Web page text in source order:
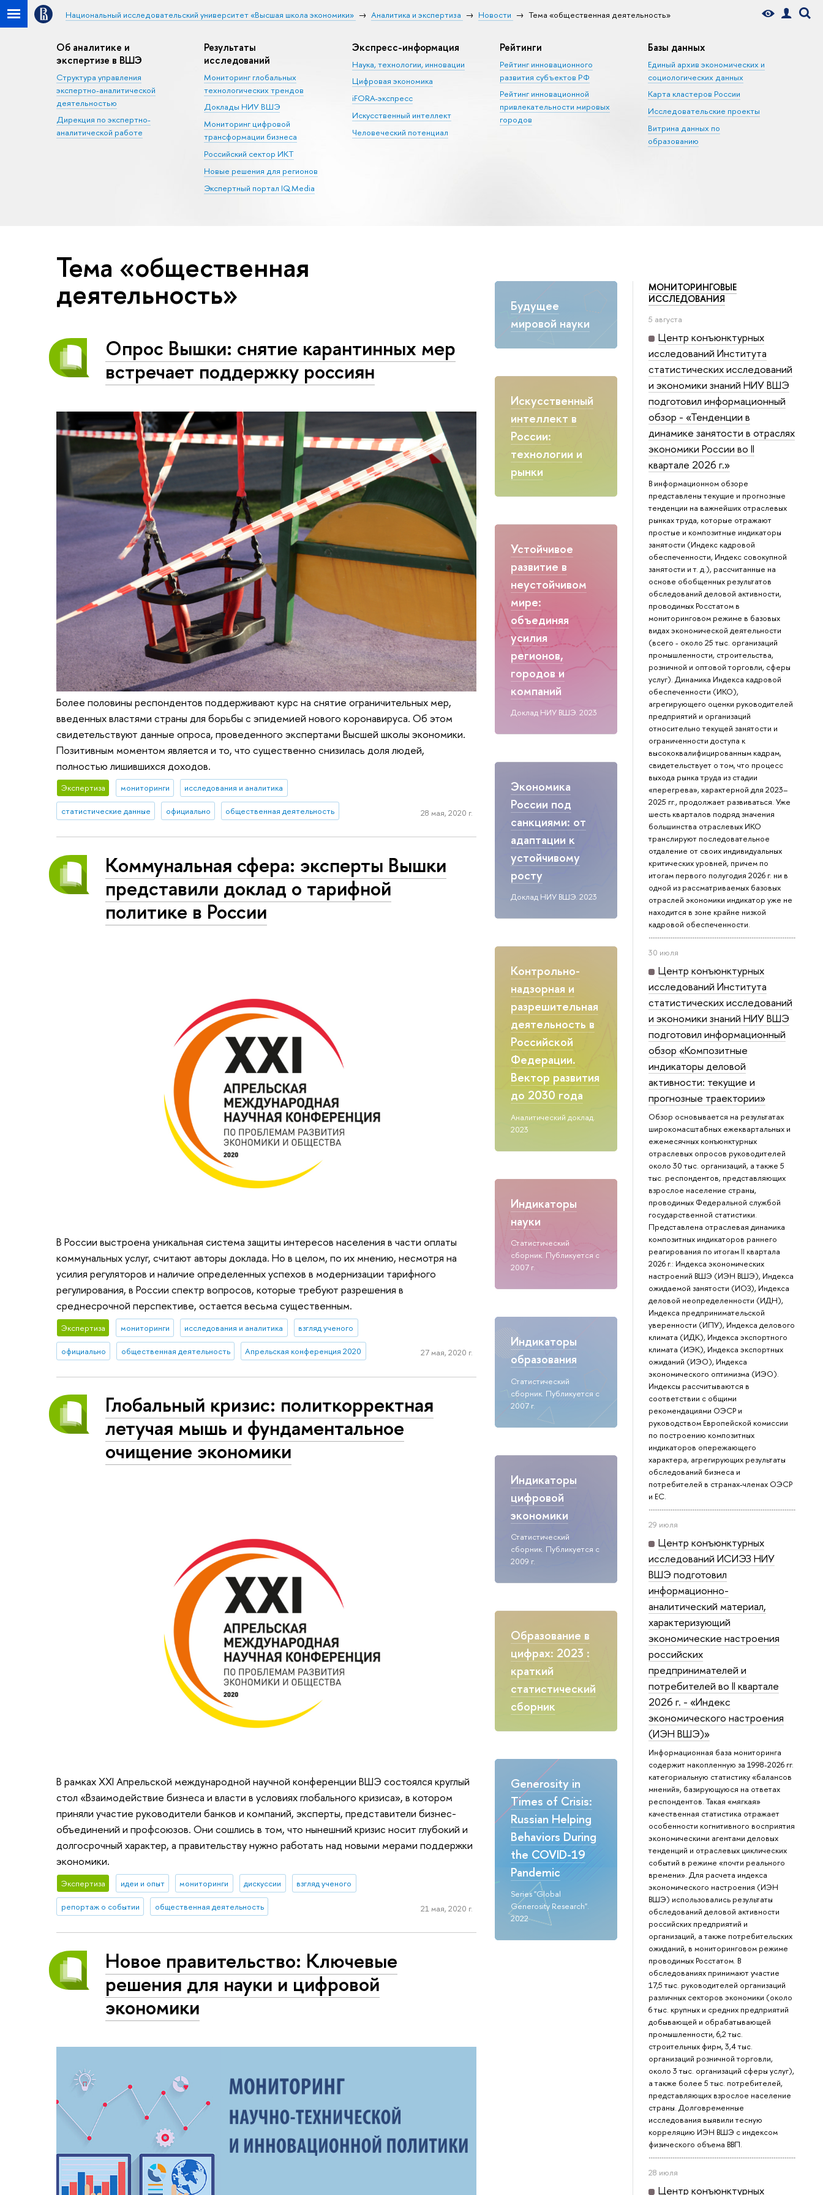
Национальный исследовательский университет «Высшая школа экономики» Аналитика и экспертиза Новости Тема «общественная деятельность»
Об аналитике и
экспертизе в ВШЭ
Структура управления
экспертно-аналитической
деятельностью
Дирекция по экспертно-
аналитической работе
Результаты
исследований
Мониторинг глобальных
технологических трендов
Доклады НИУ ВШЭ
Мониторинг цифровой
трансформации бизнеса
Российский сектор ИКТ
Новые решения для регионов
Экспертный портал IQ.Media
Экспресс-информация
Наука, технологии, инновации
Цифровая экономика
iFORA-экспресс
Искусственный интеллект
Человеческий потенциал
Рейтинги
Рейтинг инновационного
развития субъектов РФ
Рейтинг инновационной
привлекательности мировых
городов
Базы данных
Единый архив экономических и
социологических данных
Карта кластеров России
Исследовательские проекты
Витрина данных по
образованию
Будущее
мировой науки
Искусственный
интеллект в
России:
технологии и
рынки
Устойчивое
развитие в
неустойчивом
мире:
объединяя
усилия
регионов,
городов и
компаний
Доклад НИУ ВШЭ. 2023
Экономика
России под
санкциями: от
адаптации к
устойчивому
росту
Доклад НИУ ВШЭ. 2023
Контрольно-
надзорная и
разрешительная
деятельность в
Российской
Федерации.
Вектор развития
до 2030 года
Аналитический доклад.
2023
Индикаторы
науки
Статистический
сборник. Публикуется с
2007 г.
Индикаторы
образования
Статистический
сборник. Публикуется с
2007 г.
Индикаторы
цифровой
экономики
Статистический
сборник. Публикуется с
2009 г.
Образование в
цифрах: 2023 :
краткий
статистический
сборник
Generosity in
Times of Crisis:
Russian Helping
Behaviors During
the COVID-19
Pandemic
Series "Global
Generosity Research".
2022
МОНИТОРИНГОВЫЕ
ИССЛЕДОВАНИЯ
5 августа
Центр конъюнктурных
исследований Института
статистических исследований
и экономики знаний НИУ ВШЭ
подготовил информационный
обзор - «Тенденции в
динамике занятости в отраслях
экономики России во II
квартале 2026 г.»
В информационном обзоре
представлены текущие и прогнозные
тенденции на важнейших отраслевых
рынках труда, которые отражают
простые и композитные индикаторы
занятости (Индекс кадровой
обеспеченности, Индекс совокупной
занятости и т. д.), рассчитанные на
основе обобщенных результатов
обследований деловой активности,
проводимых Росстатом в
мониторинговом режиме в базовых
видах экономической деятельности
(всего - около 25 тыс. организаций
промышленности, строительства,
розничной и оптовой торговли, сферы
услуг). Динамика Индекса кадровой
обеспеченности (ИКО),
агрегирующего оценки руководителей
предприятий и организаций
относительно текущей занятости и
ограниченности доступа к
высококвалифицированным кадрам,
свидетельствует о том, что процесс
выхода рынка труда из стадии
«перегрева», характерной для 2023–
2025 гг., продолжает развиваться. Уже
шесть кварталов подряд значения
большинства отраслевых ИКО
транслируют последовательное
отдаление от своих индивидуальных
критических уровней, причем по
итогам первого полугодия 2026 г. ни в
одной из рассматриваемых базовых
отраслей экономики индикатор уже не
находится в зоне крайне низкой
кадровой обеспеченности.
30 июля
Центр конъюнктурных
исследований Института
статистических исследований
и экономики знаний НИУ ВШЭ
подготовил информационный
обзор «Композитные
индикаторы деловой
активности: текущие и
прогнозные траектории»
Обзор основывается на результатах
широкомасштабных ежеквартальных и
ежемесячных конъюнктурных
отраслевых опросов руководителей
около 30 тыс. организаций, а также 5
тыс. респондентов, представляющих
взрослое население страны,
проводимых Федеральной службой
государственной статистики.
Представлена отраслевая динамика
композитных индикаторов раннего
реагирования по итогам II квартала
2026 г.: Индекса экономических
настроений ВШЭ (ИЭН ВШЭ), Индекса
ожидаемой занятости (ИОЗ), Индекса
деловой неопределенности (ИДН),
Индекса предпринимательской
уверенности (ИПУ), Индекса делового
климата (ИДК), Индекса экспортного
климата (ИЭК), Индекса экспортных
ожиданий (ИЭО), Индекса
экономического оптимизма (ИЭО).
Индексы рассчитываются в
соответствии с общими
рекомендациями ОЭСР и
руководством Европейской комиссии
по построению композитных
индикаторов опережающего
характера, агрегирующих результаты
обследований бизнеса и
потребителей в странах-членах ОЭСР
и ЕС.
29 июля
Центр конъюнктурных
исследований ИСИЭЗ НИУ
ВШЭ подготовил
информационно-
аналитический материал,
характеризующий
экономические настроения
российских
предпринимателей и
потребителей во II квартале
2026 г. - «Индекс
экономического настроения
(ИЭН ВШЭ)»
Информационная база мониторинга
содержит накопленную за 1998-2026 гг.
категориальную статистику «балансов
мнений», базирующуюся на ответах
респондентов. Такая «мягкая»
качественная статистика отражает
особенности когнитивного восприятия
экономическими агентами деловых
тенденций и отраслевых циклических
событий в режиме «почти реального
времени». Для расчета индекса
экономического настроения (ИЭН
ВШЭ) использовались результаты
обследований деловой активности
российских предприятий и
организаций, а также потребительских
ожиданий, в мониторинговом режиме
проводимых Росстатом. В
обследованиях принимают участие
17,5 тыс. руководителей организаций
различных секторов экономики (около
6 тыс. крупных и средних предприятий
добывающей и обрабатывающей
промышленности, 6,2 тыс.
строительных фирм, 3,4 тыс.
организаций розничной торговли,
около 3 тыс. организаций сферы услуг),
а также более 5 тыс. потребителей,
представляющих взрослое население
страны. Долговременные
исследования выявили тесную
корреляцию ИЭН ВШЭ с индексом
физического объема ВВП.
28 июля
Центр конъюнктурных
Тема «общественная
деятельность»
Опрос Вышки: снятие карантинных мер
встречает поддержку россиян
Более половины респондентов поддерживают курс на снятие ограничительных мер,
введенных властями страны для борьбы с эпидемией нового коронавируса. Об этом
свидетельствуют данные опроса, проведенного экспертами Высшей школы экономики.
Позитивным моментом является и то, что существенно снизилась доля людей,
полностью лишившихся доходов.
Экспертиза мониторинги исследования и аналитика
статистические данные официально общественная деятельность 28 мая, 2020 г.
Коммунальная сфера: эксперты Вышки
представили доклад о тарифной
политике в России
В России выстроена уникальная система защиты интересов населения в части оплаты
коммунальных услуг, считают авторы доклада. Но в целом, по их мнению, несмотря на
усилия регуляторов и наличие определенных успехов в модернизации тарифного
регулирования, в России спектр вопросов, которые требуют разрешения в
среднесрочной перспективе, остается весьма существенным.
Экспертиза мониторинги исследования и аналитика взгляд ученого
официально общественная деятельность Апрельская конференция 2020 27 мая, 2020 г.
Глобальный кризис: политкорректная
летучая мышь и фундаментальное
очищение экономики
В рамках XXI Апрельской международной научной конференции ВШЭ состоялся круглый
стол «Взаимодействие бизнеса и власти в условиях глобального кризиса», в котором
приняли участие руководители банков и компаний, эксперты, представители бизнес-
объединений и профсоюзов. Они сошлись в том, что нынешний кризис носит глубокий и
долгосрочный характер, а правительству нужно работать над новыми мерами поддержки
экономики.
Экспертиза идеи и опыт мониторинги дискуссии взгляд ученого
репортаж о событии общественная деятельность 21 мая, 2020 г.
Новое правительство: Ключевые
решения для науки и цифровой
экономики